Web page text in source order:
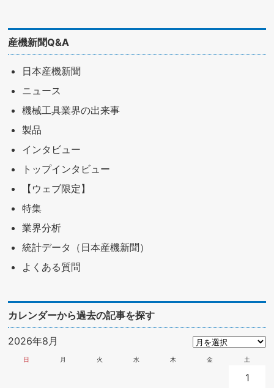
産機新聞Q&A
日本産機新聞
ニュース
機械工具業界の出来事
製品
インタビュー
トップインタビュー
【ウェブ限定】
特集
業界分析
統計データ（日本産機新聞）
よくある質問
カレンダーから過去の記事を探す
2026年8月
日 月 火 水 木 金 土
1